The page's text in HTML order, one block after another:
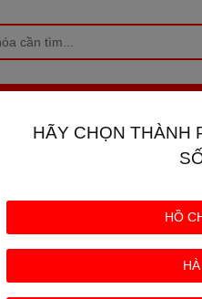
+
TRUNG NGUYÊN
HÃY CHỌN THÀNH
HỒ